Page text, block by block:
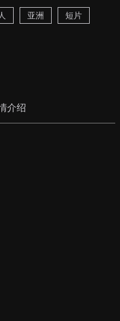
亚洲 短片
介绍